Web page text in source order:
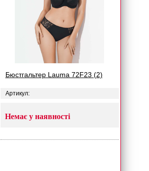
Бюстгальтер Lauma 72F23 (2)
Артикул:
Немає у наявності